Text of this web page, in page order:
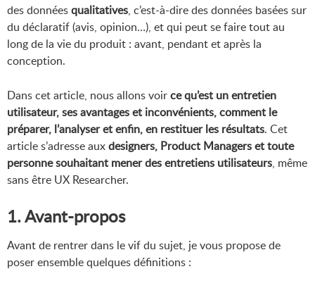
des donnéesqualitatives, c’est-à-dire des données basées sur
du déclaratif (avis, opinion…), et qui peut se faire tout au
long de la vie du produit : avant, pendant et après la
conception.
Dans cet article, nous allons voirce qu’est un entretien
utilisateur, ses avantages et inconvénients, comment le
préparer, l’analyser et enfin, en restituer les résultats. Cet
article s’adresse auxdesigners, Product Managers et toute
personne souhaitant mener des entretiens utilisateurs, même
sans être UX Researcher.
1. Avant-propos
Avant de rentrer dans le vif du sujet, je vous propose de
poser ensemble quelques définitions :